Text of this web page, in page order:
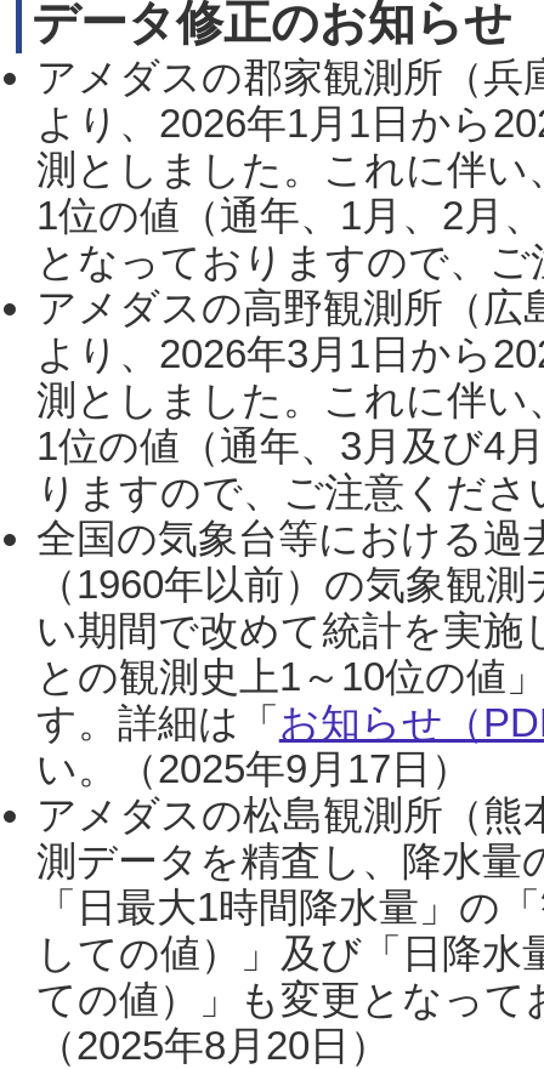
データ修正のお知らせ
アメダスの郡家観測所（
より、2026年1月1日から
測としました。これに伴い
1位の値（通年、1月、2月
となっておりますので、
アメダスの高野観測所（
より、2026年3月1日から
測としました。これに伴い
1位の値（通年、3月及び4
りますので、ご注意くだ
全国の気象台等における過
（1960年以前）の気象観
い期間で改めて統計を実
との観測史上1～10位の値
す。詳細は「 お知らせ（
い。（2025年9月17日）
アメダスの松島観測所（熊
測データを精査し、降水
「日最大1時間降水量」の
しての値）」及び「日降
ての値）」も変更となっ
（2025年8月20日）